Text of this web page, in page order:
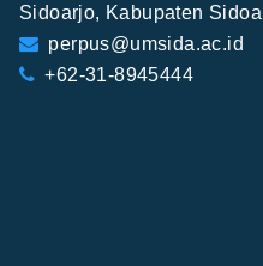
Sidoarjo, Kabupaten
perpus@umsida.ac.id
+62-31-8945444